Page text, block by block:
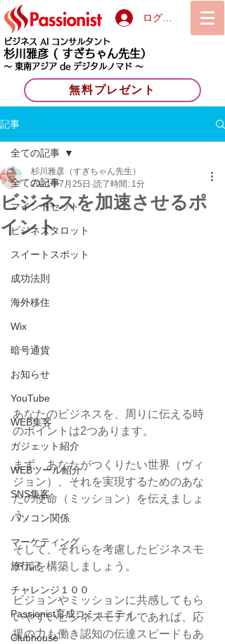
ログイン
ビジネス AI コンサルタント
杉川雅彦 ( すぎちゃん先生）
〜 東南アジア de デジタルノマド 〜
無料プレゼント
記事
全ての記事
マインドセット
ビジネスタロット
スイートスポット
成功法則
海外移住
Wix
暗号通貨
お知らせ
YouTube
WEB集客
ガジェット紹介
WEBツール紹介
SNS集客
パソコン関係
マーケティング
旅行記
チャレンジ１００
Passionist育成コミュニティ
Clubhouse
全ての記事
ビジネスを加速させるポ
イント
杉川雅彦（すぎちゃん先生）
2021年7月25日 読了時間: 1分
あなたのビジネスを、周りに伝える時
のポイントは2つあります。
まず、あなたがつくりたい世界（ヴィ
ジョン）、それを実現するためのあな
たの使命（ミッション）を伝えましょ
う。
そして、それらを考慮したビジネスモ
デルを構築しましょう。
ビジョンやミッションに共感してもら
いやすいビジネスモデルであれば、応
援の力も働き認知の伝達スピードもあ